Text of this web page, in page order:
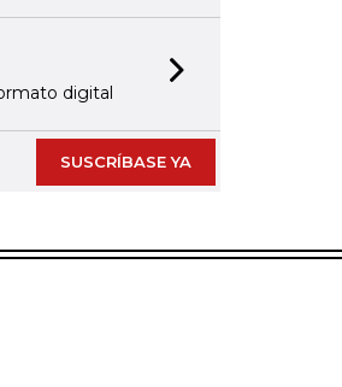
digital
SUSCRÍBASE YA